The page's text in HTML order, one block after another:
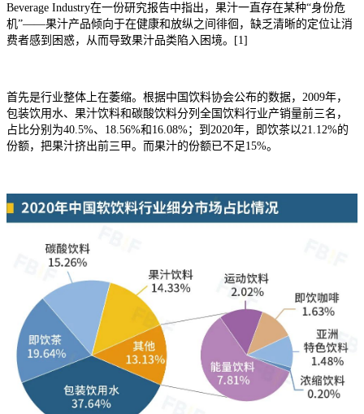
Beverage Industry在一份研究报告中指出，果汁一直存在某种“身份危
机”——果汁产品倾向于在健康和放纵之间徘徊，缺乏清晰的定位让消
费者感到困惑，从而导致果汁品类陷入困境。[1]
首先是行业整体上在萎缩。根据中国饮料协会公布的数据，2009年，
包装饮用水、果汁饮料和碳酸饮料分列全国饮料行业产销量前三名，
占比分别为40.5%、18.56%和16.08%；到2020年，即饮茶以21.12%的
份额，把果汁挤出前三甲。而果汁的份额已不足15%。